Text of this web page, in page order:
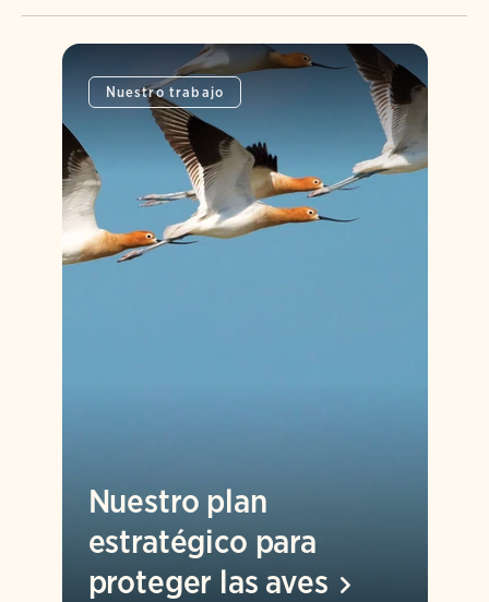
Nuestro trabajo
Nuestro plan
estratégico para
proteger las aves